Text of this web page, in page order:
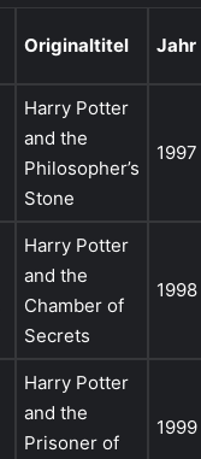
Originaltitel Jahr
Harry Potter
and the
Philosopher’s
Stone
1997
Harry Potter
and the
Chamber of
Secrets
1998
Harry Potter
and the
Prisoner of
1999